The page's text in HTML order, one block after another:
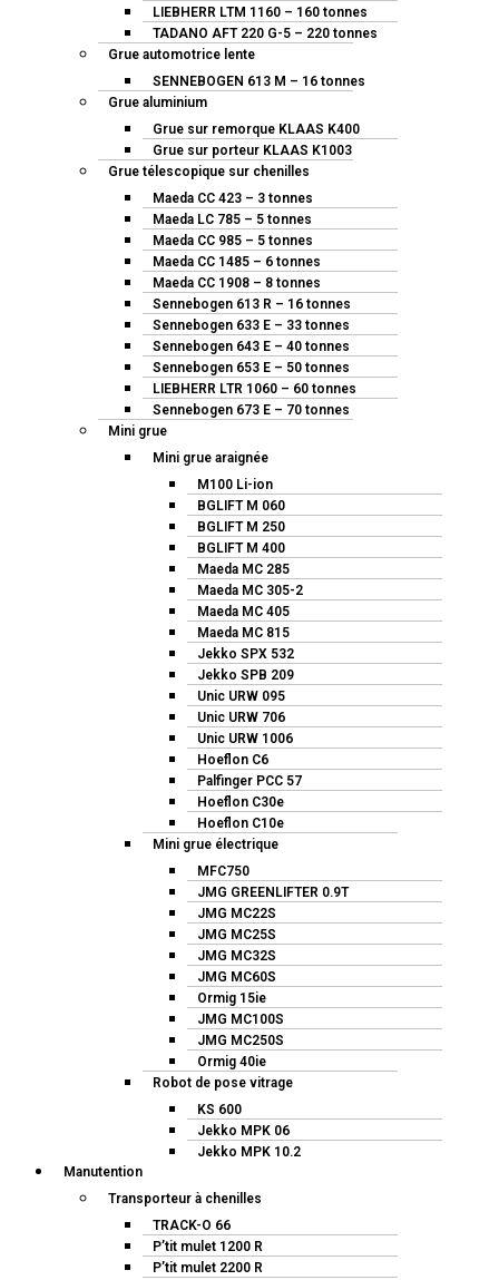
LIEBHERR LTM 1160 – 160 tonnes
TADANO AFT 220 G-5 – 220 tonnes
Grue automotrice lente
SENNEBOGEN 613 M – 16 tonnes
Grue aluminium
Grue sur remorque KLAAS K400
Grue sur porteur KLAAS K1003
Grue télescopique sur chenilles
Maeda CC 423 – 3 tonnes
Maeda LC 785 – 5 tonnes
Maeda CC 985 – 5 tonnes
Maeda CC 1485 – 6 tonnes
Maeda CC 1908 – 8 tonnes
Sennebogen 613 R – 16 tonnes
Sennebogen 633 E – 33 tonnes
Sennebogen 643 E – 40 tonnes
Sennebogen 653 E – 50 tonnes
LIEBHERR LTR 1060 – 60 tonnes
Sennebogen 673 E – 70 tonnes
Mini grue
Mini grue araignée
M100 Li-ion
BGLIFT M 060
BGLIFT M 250
BGLIFT M 400
Maeda MC 285
Maeda MC 305-2
Maeda MC 405
Maeda MC 815
Jekko SPX 532
Jekko SPB 209
Unic URW 095
Unic URW 706
Unic URW 1006
Hoeflon C6
Palfinger PCC 57
Hoeflon C30e
Hoeflon C10e
Mini grue électrique
MFC750
JMG GREENLIFTER 0.9T
JMG MC22S
JMG MC25S
JMG MC32S
JMG MC60S
Ormig 15ie
JMG MC100S
JMG MC250S
Ormig 40ie
Robot de pose vitrage
KS 600
Jekko MPK 06
Jekko MPK 10.2
Manutention
Transporteur à chenilles
TRACK-O 66
P’tit mulet 1200 R
P’tit mulet 2200 R